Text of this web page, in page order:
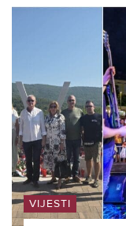
VIJESTI